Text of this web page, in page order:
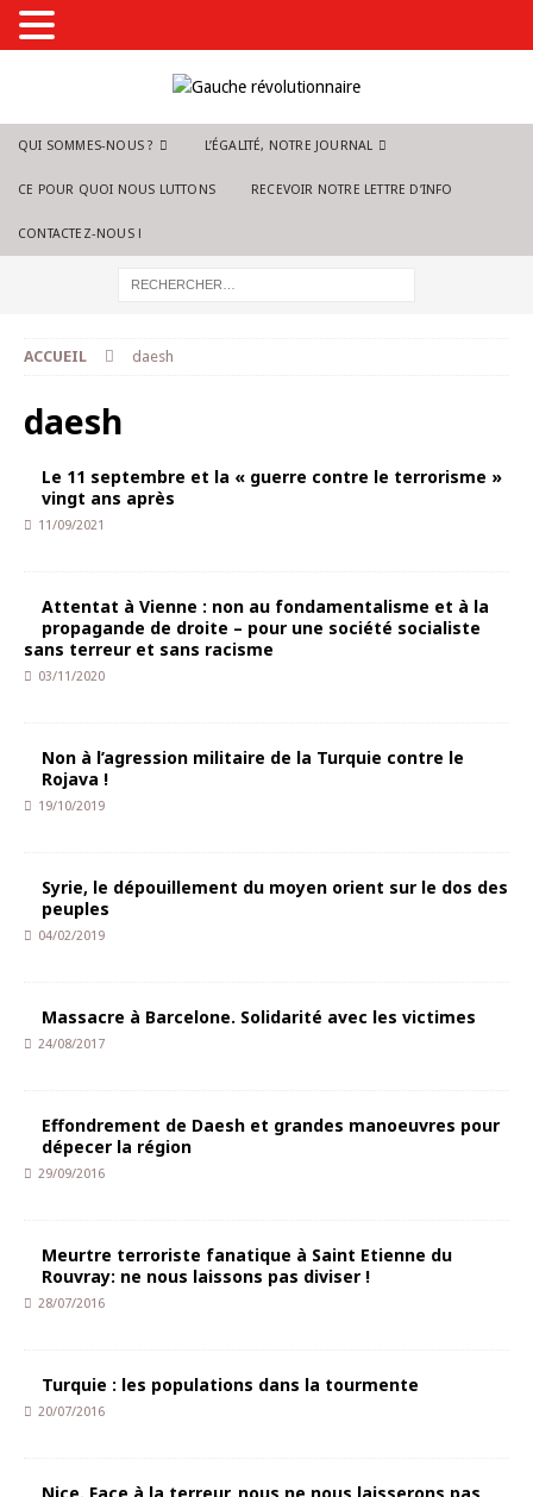
QUI SOMMES-NOUS ? L’ÉGALITÉ, NOTRE JOURNAL
CE POUR QUOI NOUS LUTTONS RECEVOIR NOTRE LETTRE D’INFO
CONTACTEZ-NOUS !
ACCUEIL daesh
daesh
Le 11 septembre et la « guerre contre le terrorisme »
vingt ans après
11/09/2021
Attentat à Vienne : non au fondamentalisme et à la
propagande de droite – pour une société socialiste
sans terreur et sans racisme
03/11/2020
Non à l’agression militaire de la Turquie contre le
Rojava !
19/10/2019
Syrie, le dépouillement du moyen orient sur le dos des
peuples
04/02/2019
Massacre à Barcelone. Solidarité avec les victimes
24/08/2017
Effondrement de Daesh et grandes manoeuvres pour
dépecer la région
29/09/2016
Meurtre terroriste fanatique à Saint Etienne du
Rouvray: ne nous laissons pas diviser !
28/07/2016
Turquie : les populations dans la tourmente
20/07/2016